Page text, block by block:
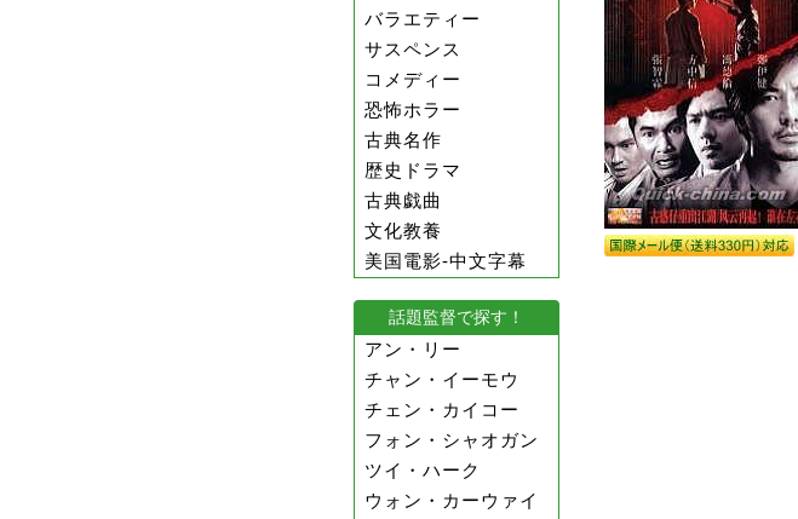
バラエティー
サスペンス
コメディー
恐怖ホラー
古典名作
歴史ドラマ
古典戯曲
文化教養
美国電影-中文字幕
話題監督で探す！
アン・リー
チャン・イーモウ
チェン・カイコー
フォン・シャオガン
ツイ・ハーク
ウォン・カーウァイ